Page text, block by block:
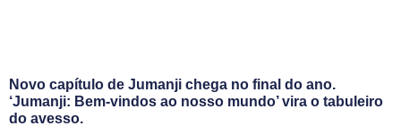
Novo capítulo de Jumanji chega no final do ano.
‘Jumanji: Bem-vindos ao nosso mundo’ vira o tabuleiro
do avesso.